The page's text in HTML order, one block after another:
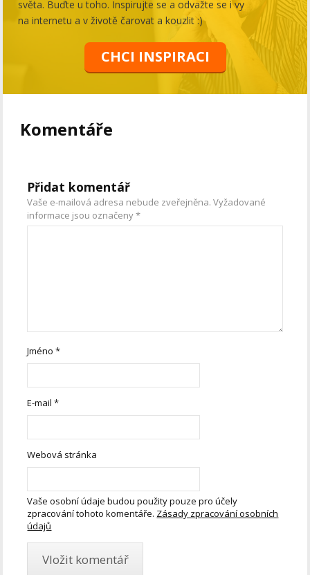
světa. Buďte u toho. Inspirujte se a odvažte se i vy
na internetu a v životě čarovat a kouzlit :)
CHCI INSPIRACI
Komentáře
Přidat komentář
Vaše e-mailová adresa nebude zveřejněna. Vyžadované
informace jsou označeny*
Jméno*
E-mail*
Webová stránka
Vaše osobní údaje budou použity pouze pro účely
zpracování tohoto komentáře. Zásady zpracování osobních
údajů